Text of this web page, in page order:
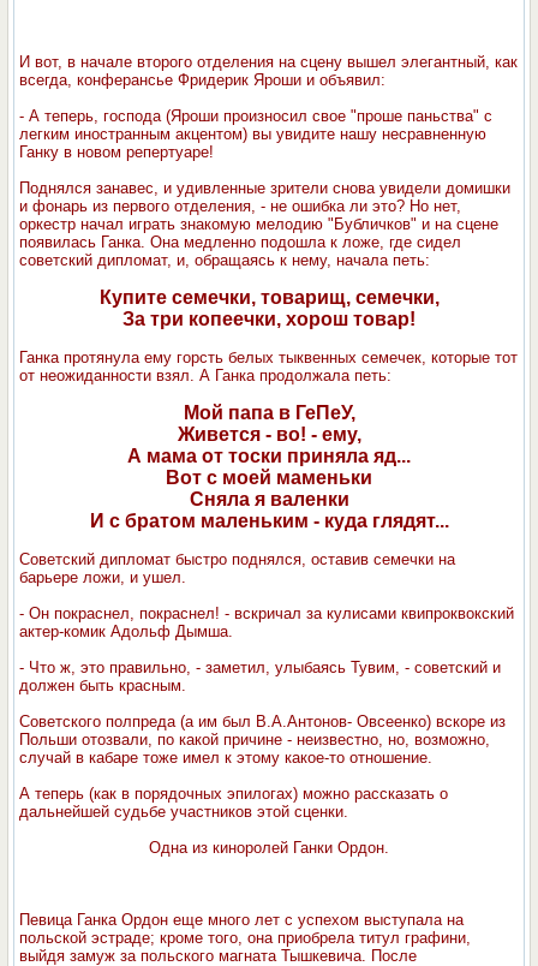
И вот, в начале второго отделения на сцену вышел элегантный, как
всегда, конферансье Фридерик Яроши и объявил:
- А теперь, господа (Яроши произносил свое "проше паньства" с
легким иностранным акцентом) вы увидите нашу несравненную
Ганку в новом репертуаре!
Поднялся занавес, и удивленные зрители снова увидели домишки
и фонарь из первого отделения, - не ошибка ли это? Но нет,
оркестр начал играть знакомую мелодию "Бубличков" и на сцене
появилась Ганка. Она медленно подошла к ложе, где сидел
советский дипломат, и, обращаясь к нему, начала петь:
Купите семечки, товарищ, семечки,
За три копеечки, хорош товар!
Ганка протянула ему горсть белых тыквенных семечек, которые тот
от неожиданности взял. А Ганка продолжала петь:
Мой папа в ГеПеУ,
Живется - во! - ему,
А мама от тоски приняла яд...
Вот с моей маменьки
Сняла я валенки
И с братом маленьким - куда глядят...
Советский дипломат быстро поднялся, оставив семечки на
барьере ложи, и ушел.
- Он покраснел, покраснел! - вскричал за кулисами квипроквокский
актер-комик Адольф Дымша.
- Что ж, это правильно, - заметил, улыбаясь Тувим, - советский и
должен быть красным.
Советского полпреда (а им был В.А.Антонов- Овсеенко) вскоре из
Польши отозвали, по какой причине - неизвестно, но, возможно,
случай в кабаре тоже имел к этому какое-то отношение.
А теперь (как в порядочных эпилогах) можно рассказать о
дальнейшей судьбе участников этой сценки.
Одна из киноролей Ганки Ордон.
Певица Ганка Ордон еще много лет с успехом выступала на
польской эстраде; кроме того, она приобрела титул графини,
выйдя замуж за польского магната Тышкевича. После